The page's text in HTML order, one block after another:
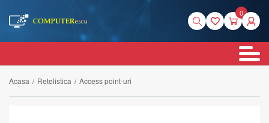
0
Acasa / Retelistica / Access point-uri